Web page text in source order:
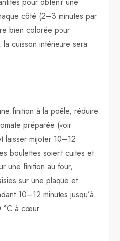
pour obtenir une
côté (2–3 minutes par
bien colorée pour
cuisson intérieure sera
finition à la poêle, réduire
préparée (voir
laisser mijoter 10–12
boulettes soient cuites et
une finition au four,
sur une plaque et
10–12 minutes jusqu’à
°C à cœur.